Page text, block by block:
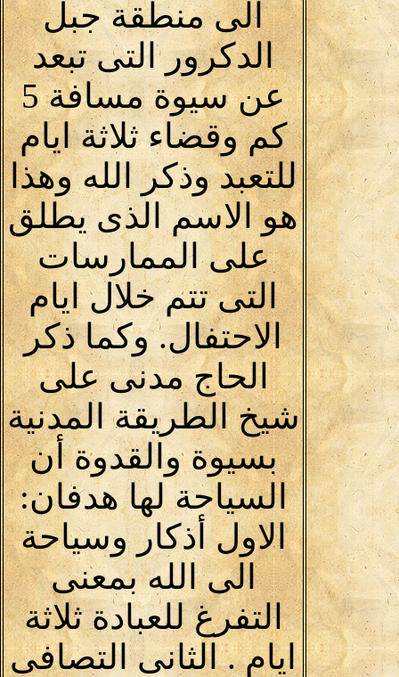
الى منطقة جبل
الدكرور التى تبعد
عن سيوة مسافة 5
كم وقضاء ثلاثة ايام
للتعبد وذكر الله وهذا
هو الاسم الذى يطلق
على الممارسات
التى تتم خلال ايام
الاحتفال. وكما ذكر
الحاج مدنى على
شيخ الطريقة المدنية
بسيوة والقدوة أن
السياحة لها هدفان:
الاول أذكار وسياحة
الى الله بمعنى
التفرغ للعبادة ثلاثة
ايام . الثانى التصافى